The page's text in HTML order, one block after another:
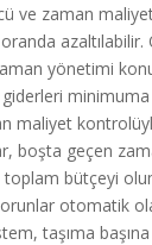
ve zaman
azaltılabilir.
yönetimi
minimuma
maliyet
boşta geçen
bütçeyi
otomatik
taşıma